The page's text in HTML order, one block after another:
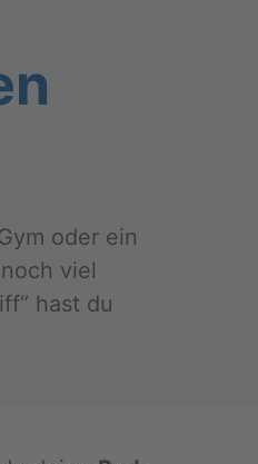
oder ein
viel
hast du